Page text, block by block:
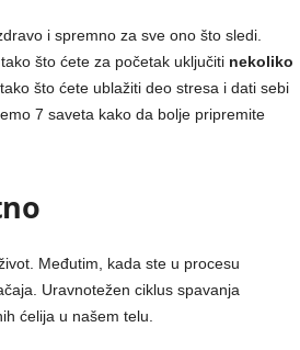
i spremno za sve ono što sledi.
što ćete za početak uključiti nekoliko
što ćete ublažiti deo stresa i dati sebi
7 saveta kako da bolje pripremite
Međutim, kada ste u procesu
Uravnotežen ciklus spavanja
ćelija u našem telu.